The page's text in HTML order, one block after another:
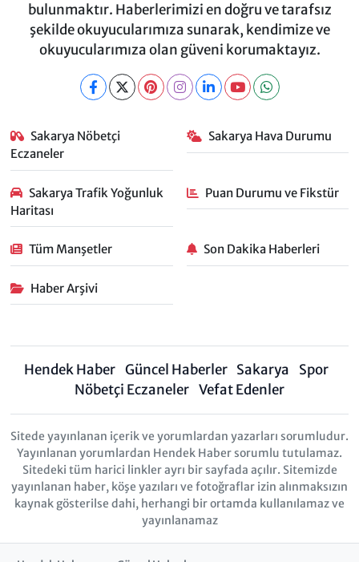
bulunmaktır. Haberlerimizi en doğru ve tarafsız
şekilde okuyucularımıza sunarak, kendimize ve
okuyucularımıza olan güveni korumaktayız.
Sakarya Nöbetçi
Eczaneler
Sakarya Hava Durumu
Sakarya Trafik Yoğunluk
Haritası
Puan Durumu ve Fikstür
Tüm Manşetler Son Dakika Haberleri
Haber Arşivi
Hendek Haber Güncel Haberler Sakarya
Spor
Nöbetçi Eczaneler Vefat Edenler
Sitede yayınlanan içerik ve yorumlardan yazarları sorumludur.
Yayınlanan yorumlardan Hendek Haber sorumlu tutulamaz.
Sitedeki tüm harici linkler ayrı bir sayfada açılır. Sitemizde
yayınlanan haber, köşe yazıları ve fotoğraflar izin alınmaksızın
kaynak gösterilse dahi, herhangi bir ortamda kullanılamaz ve
yayınlanamaz